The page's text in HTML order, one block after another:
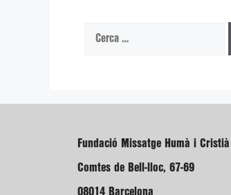
Cerca:
Fundació Missatge Humà i Cristià
Comtes de Bell-lloc, 67-69
08014 Barcelona